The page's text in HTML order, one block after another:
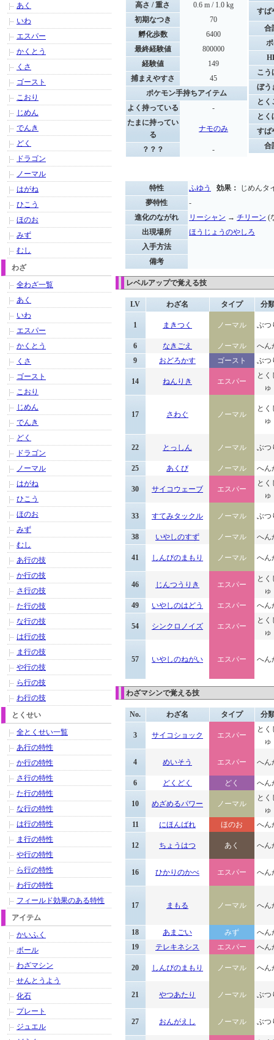
高さ / 重さ
0.6 m / 1.0 kg
初期なつき
70
孵化歩数
6400
最終経験値
800000
経験値
149
捕まえやすさ
45
ポケモン手持ちアイテム
よく持っている
-
たまに持ってい
る
ナモのみ
？？？ -
すば
合
こう
ぼう
とく
とく
すば
合
特性 ふゆう 効果：
じめんタ
夢特性
-
進化のながれ
リーシャン → チリーン (
出現場所
ほうじょうのやしろ
入手方法
備考
レベルアップで覚える技
LV わざ名 タイプ 分
1 まきつく ノーマル ぶつ
6 なきごえ ノーマル
へん
9
おどろかす ゴースト ぶつ
14 ねんりき エスパー
とく
ゅ
17 さわぐ ノーマル
とく
ゅ
22 とっしん ノーマル ぶつ
25 あくび ノーマル へん
30 サイコウェーブ エスパー
とく
ゅ
33 すてみタックル ノーマル ぶつ
38 いやしのすず ノーマル へん
41 しんぴのまもり ノーマル へん
46 じんつうりき エスパー
とく
ゅ
49
いやしのはどう エスパー へん
54 シンクロノイズ エスパー
とく
ゅ
57 いやしのねがい エスパー へん
わざマシンで覚える技
No. わざ名 タイプ 分
3 サイコショック エスパー
とく
ゅ
4 めいそう エスパー へん
6 どくどく どく へん
10 めざめるパワー ノーマル
とく
ゅ
11
にほんばれ ほのお へん
12 ちょうはつ あく へん
16 ひかりのかべ エスパー へん
17 まもる ノーマル へん
18 あまごい みず
へん
19
テレキネシス エスパー へん
20 しんぴのまもり ノーマル へん
21 やつあたり ノーマル ぶつ
27 おんがえし ノーマル ぶつ
あく
いわ
エスパー
かくとう
くさ
ゴースト
こおり
じめん
でんき
どく
ドラゴン
ノーマル
はがね
ひこう
ほのお
みず
むし
わざ
全わざ一覧
あく
いわ
エスパー
かくとう
くさ
ゴースト
こおり
じめん
でんき
どく
ドラゴン
ノーマル
はがね
ひこう
ほのお
みず
むし
あ行の技
か行の技
さ行の技
た行の技
な行の技
は行の技
ま行の技
や行の技
ら行の技
わ行の技
とくせい
全とくせい一覧
あ行の特性
か行の特性
さ行の特性
た行の特性
な行の特性
は行の特性
ま行の特性
や行の特性
ら行の特性
わ行の特性
フィールド効果のある特性
アイテム
かいふく
ボール
わざマシン
せんとうよう
化石
プレート
ジュエル